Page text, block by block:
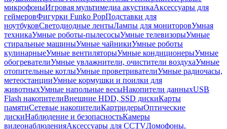
микрофоныИгровая мультимедиа акустикаАксессуары для
геймеровФигурки Funko PopПодставки для
ноутбуковСветодиодные лентыЛампы для мониторовУмная
техникаУмные роботы-пылесосыУмные телевизорыУмные
стиральные машиныУмные чайникиУмные роботы
кулинарныеУмные вентиляторыУмные кондиционерыУмные
обогревателиУмные увлажнители, очистители воздухаУмные
отопительные котлыУмные проветривателиУмные радиочасы,
метеостанцииУмные кормушки и поилки для
животныхУмные напольные весыНакопители данныхUSB
Flash накопителиВнешние HDD, SSD дискиКарты
памятиСетевые накопителиКартридерыОптические
дискиНаблюдение и безопасностьКамеры
видеонаблюденияАксессуары для CCTVДомофоны,